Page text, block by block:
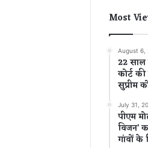
Most
August 6,
22 साल
कोर्ट
सुप्रीम
July 31,
पीएम
विजन’
गांवों के